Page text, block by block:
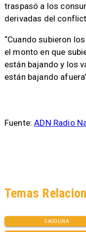
traspasó a los
derivadas del
“Cuando subieron
el monto en que
están bajando y los
están bajando
Fuente:ADN Radio
GASOLINA
Temas